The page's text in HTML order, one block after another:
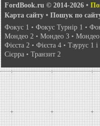
FordBook.ru © 2014-2026 •
Карта сайту • Пошук по
Фокус 1 • Фокус Турнір 1 •
Мондео 2 • Мондео 3 •
Фієста 2 • Фієста 4 • Таурус 1 і
Сієрра • Транзит 2